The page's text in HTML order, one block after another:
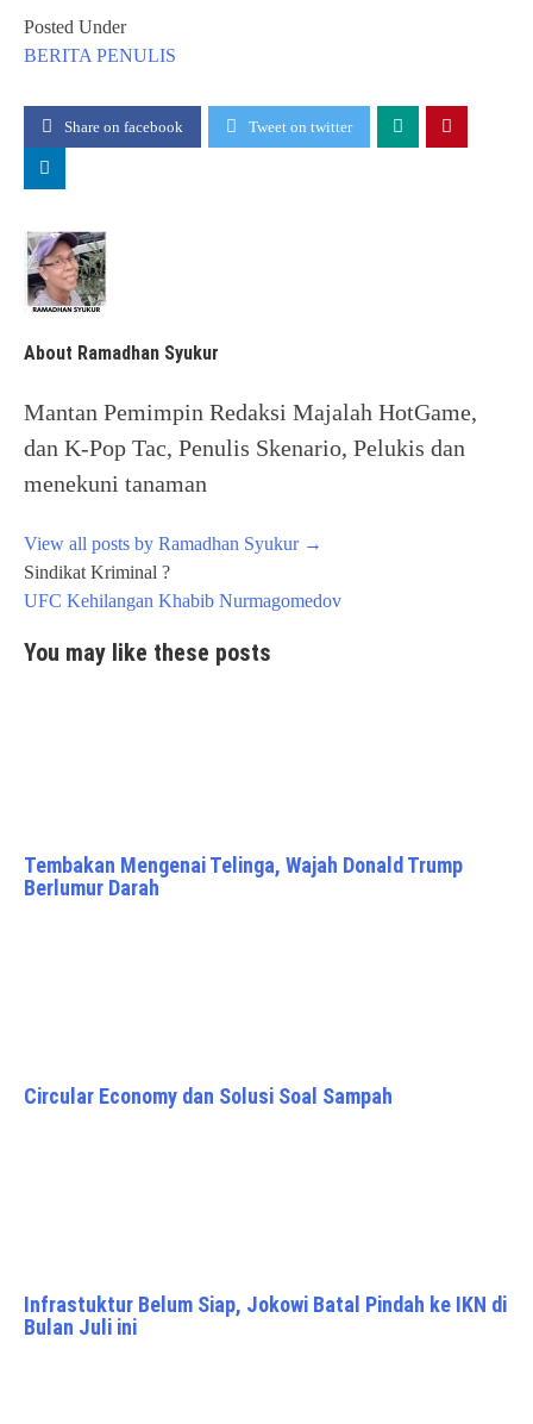
Posted Under
BERITA PENULIS
Share on facebook Tweet on twitter
About Ramadhan Syukur
Mantan Pemimpin Redaksi Majalah HotGame,
dan K-Pop Tac, Penulis Skenario, Pelukis dan
menekuni tanaman
View all posts by Ramadhan Syukur →
Post
navigation
Sindikat Kriminal ?
UFC Kehilangan Khabib Nurmagomedov
You may like these posts
Tembakan Mengenai Telinga, Wajah Donald Trump
Berlumur Darah
Circular Economy dan Solusi Soal Sampah
Infrastuktur Belum Siap, Jokowi Batal Pindah ke IKN di
Bulan Juli ini